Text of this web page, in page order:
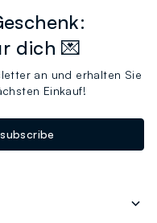
dich 💌
an und erhalten Sie
Einkauf!